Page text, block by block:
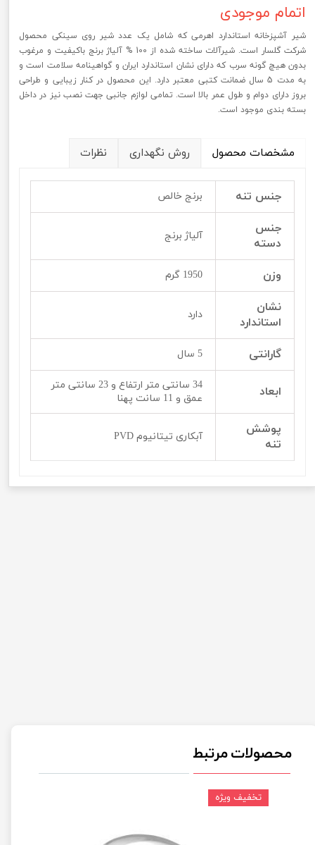
اتمام موجودی
شیر آشپزخانه استاندارد اهرمی که شامل یک عدد شیر روی سینکی محصول
شرکت گلسار است. شیرآلات ساخته شده از 100 % آلیاژ برنج باکیفیت و مرغوب
بدون هیچ گونه سرب که دارای نشان استاندارد ایران و گواهینامه سلامت است و
به مدت 5 سال ضمانت کتبی معتبر دارد. این محصول در کنار زیبایی و طراحی
بروز دارای دوام و طول عمر بالا است. تمامی لوازم جانبی جهت نصب نیز در داخل
بسته بندی موجود است.
مشخصات محصول روش نگهداری نظرات
جنس تنه برنج خالص
جنس
دسته
آلیاژ برنج
وزن 1950 گرم
نشان
استاندارد
دارد
گارانتی 5 سال
ابعاد
34 سانتی متر ارتفاع و 23 سانتی متر
عمق و 11 سانت پهنا
پوشش
تنه
آبکاری تیتانیوم PVD
محصولات مرتبط
تخفیف ویژه